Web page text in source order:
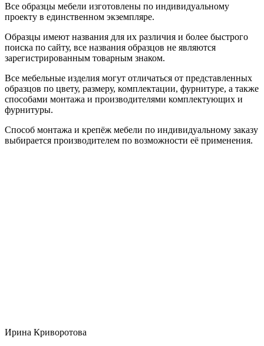
Все образцы мебели изготовлены по индивидуальному
проекту в единственном экземпляре.
Образцы имеют названия для их различия и более быстрого
поиска по сайту, все названия образцов не являются
зарегистрированным товарным знаком.
Все мебельные изделия могут отличаться от представленных
образцов по цвету, размеру, комплектации, фурнитуре, а также
способами монтажа и производителями комплектующих и
фурнитуры.
Способ монтажа и крепёж мебели по индивидуальному заказу
выбирается производителем по возможности её применения.
Ирина Криворотова